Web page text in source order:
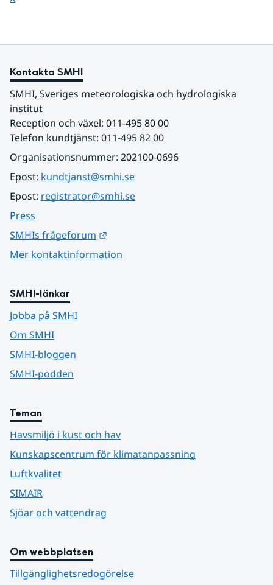
Kontakta SMHI
SMHI, Sveriges meteorologiska och hydrologiska
institut
Reception och växel: 011-495 80 00
Telefon kundtjänst: 011-495 82 00
Organisationsnummer: 202100-0696
Epost: kundtjanst@smhi.se
Epost: registrator@smhi.se
Press
SMHIs frågeforum
Mer kontaktinformation
SMHI-länkar
Jobba på SMHI
Om SMHI
SMHI-bloggen
SMHI-podden
Teman
Havsmiljö i kust och hav
Kunskapscentrum för klimatanpassning
Luftkvalitet
SIMAIR
Sjöar och vattendrag
Om webbplatsen
Tillgänglighetsredogörelse